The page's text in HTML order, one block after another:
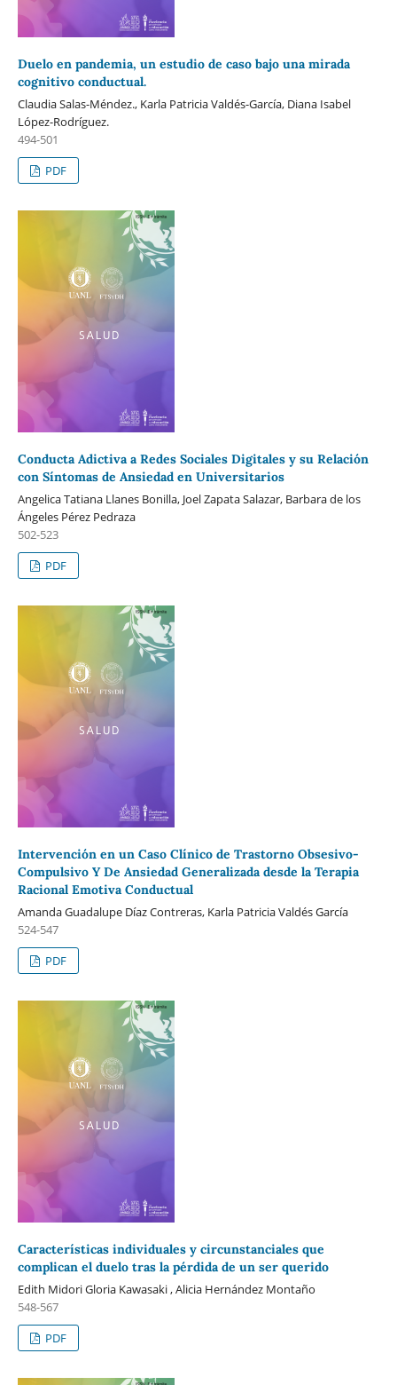
Duelo en pandemia, un estudio de caso bajo una mirada
cognitivo conductual.
Claudia Salas-Méndez., Karla Patricia Valdés-García, Diana Isabel
López-Rodríguez.
494-501
PDF
Conducta Adictiva a Redes Sociales Digitales y su Relación
con Síntomas de Ansiedad en Universitarios
Angelica Tatiana Llanes Bonilla, Joel Zapata Salazar, Barbara de los
Ángeles Pérez Pedraza
502-523
PDF
Intervención en un Caso Clínico de Trastorno Obsesivo-
Compulsivo Y De Ansiedad Generalizada desde la Terapia
Racional Emotiva Conductual
Amanda Guadalupe Díaz Contreras, Karla Patricia Valdés García
524-547
PDF
Características individuales y circunstanciales que
complican el duelo tras la pérdida de un ser querido
Edith Midori Gloria Kawasaki , Alicia Hernández Montaño
548-567
PDF